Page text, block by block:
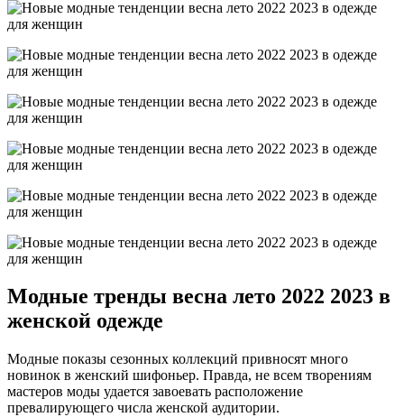
Модные тренды весна лето 2022 2023 в
женской одежде
Модные показы сезонных коллекций привносят много
новинок в женский шифоньер. Правда, не всем творениям
мастеров моды удается завоевать расположение
превалирующего числа женской аудитории.